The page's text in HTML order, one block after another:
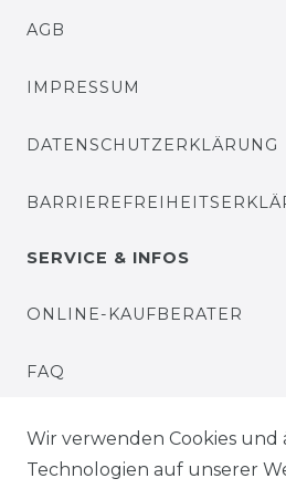
AGB
IMPRESSUM
DATENSCHUTZERKLÄRUNG
SERVICE & INFOS
ONLINE-KAUFBERATER
FAQ
MONTAGESERVICE
Wir verwenden Cookies und
Technologien auf unserer